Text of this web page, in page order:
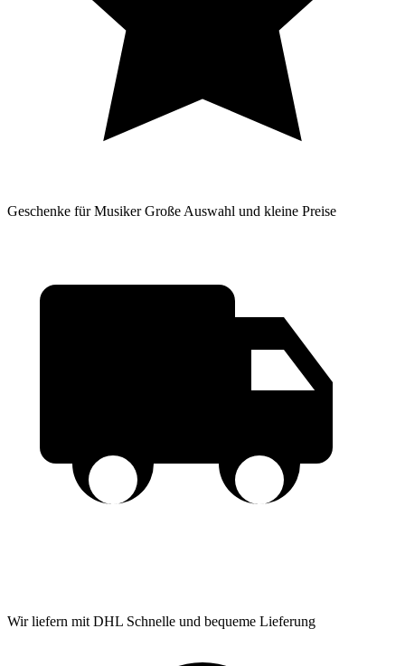
Geschenke für Musiker Große Auswahl und kleine Preise
Wir liefern mit DHL Schnelle und bequeme Lieferung